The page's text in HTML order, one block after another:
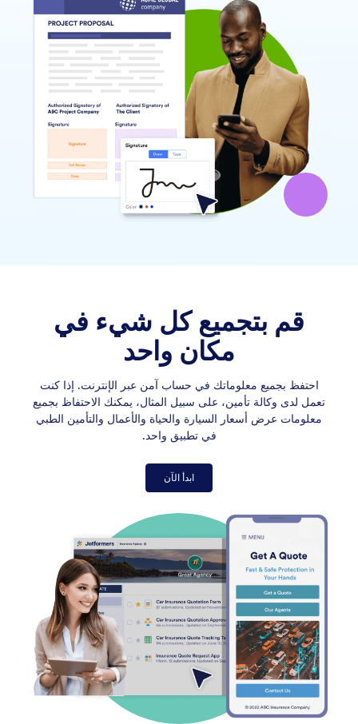
قم بتجميع كل شيء في
مكان واحد
احتفظ بجميع معلوماتك في حساب آمن عبر الإنترنت. إذا كنت
تعمل لدى وكالة تأمين، على سبيل المثال، يمكنك الاحتفاظ بجميع
معلومات عرض أسعار السيارة والحياة والأعمال والتأمين الطبي
في تطبيق واحد.
ابدأ الآن